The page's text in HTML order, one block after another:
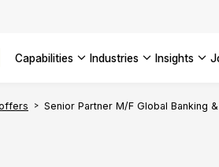
capabilities SEE ALL
industries insights
Senior Partner M/F Global Banking